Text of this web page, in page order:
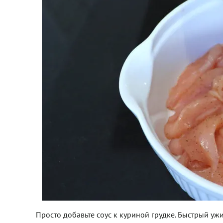
Просто добавьте соус к куриной грудке. Быстрый